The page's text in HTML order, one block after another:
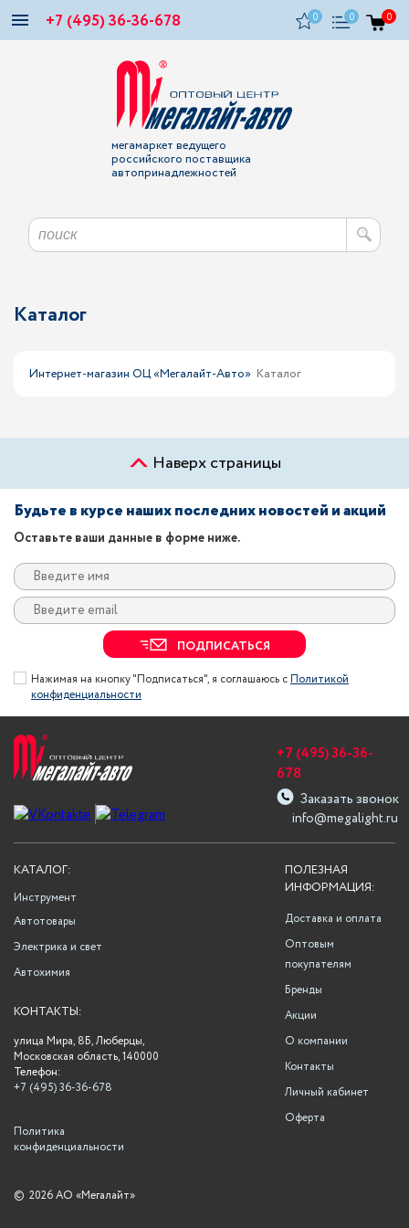
+7 (495) 36-36-678 0 0 0
мегамаркет ведущего
российского поставщика
автопринадлежностей
Каталог
Интернет-магазин ОЦ «Мегалайт-Авто» Каталог
Наверх страницы
Будьте в курсе наших последних новостей и акций
Оставьте ваши данные в форме ниже.
ПОДПИСАТЬСЯ
Нажимая на кнопку "Подписаться", я соглашаюсь сПолитикой
конфиденциальности
info@megalight.ru
+7 (495) 36-36-
678
Заказать звонок
ПОЛЕЗНАЯ
ИНФОРМАЦИЯ:
Доставка и оплата
Оптовым
покупателям
Бренды
Акции
О компании
Контакты
Личный кабинет
Оферта
КАТАЛОГ:
Инструмент
Автотовары
Электрика и свет
Автохимия
КОНТАКТЫ:
улица Мира, 8Б, Люберцы,
Московская область, 140000
Телефон:
+7 (495) 36-36-678
Политика
конфиденциальности
© 2026 АО «Мегалайт»